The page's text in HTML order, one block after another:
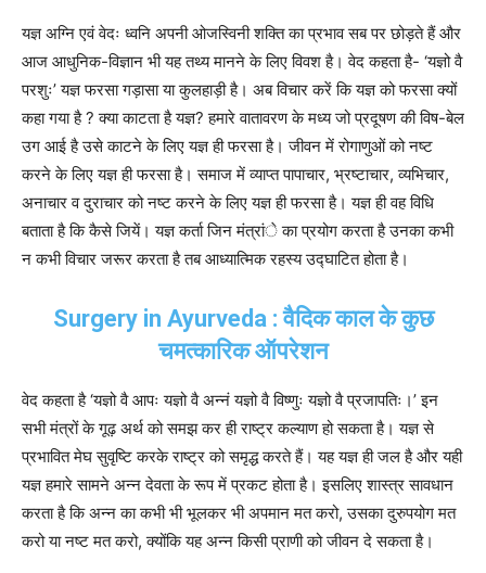
यज्ञ अग्नि एवं वेदः ध्वनि अपनी ओजस्विनी शक्ति का प्रभाव सब पर छोड़ते हैं और
आज आधुनिक-विज्ञान भी यह तथ्य मानने के लिए विवश है। वेद कहता है- ‘यज्ञो वै
परशुः’ यज्ञ फरसा गड़ासा या कुलहाड़ी है। अब विचार करें कि यज्ञ को फरसा क्यों
कहा गया है ? क्या काटता है यज्ञ? हमारे वातावरण के मध्य जो प्रदूषण की विष-बेल
उग आई है उसे काटने के लिए यज्ञ ही फरसा है। जीवन में रोगाणुओं को नष्ट
करने के लिए यज्ञ ही फरसा है। समाज में व्याप्त पापाचार, भ्रष्टाचार, व्यभिचार,
अनाचार व दुराचार को नष्ट करने के लिए यज्ञ ही फरसा है। यज्ञ ही वह विधि
बताता है कि कैसे जियें। यज्ञ कर्ता जिन मंत्रांे का प्रयोग करता है उनका कभी
न कभी विचार जरूर करता है तब आध्यात्मिक रहस्य उद्घाटित होता है।
Surgery in Ayurveda : वैदिक काल के कुछ
चमत्कारिक ऑपरेशन
वेद कहता है ‘यज्ञो वै आपः यज्ञो वै अन्नं यज्ञो वै विष्णुः यज्ञो वै प्रजापतिः।’ इन
सभी मंत्रों के गूढ़ अर्थ को समझ कर ही राष्ट्र कल्याण हो सकता है। यज्ञ से
प्रभावित मेघ सुवृष्टि करके राष्ट्र को समृद्ध करते हैं। यह यज्ञ ही जल है और यही
यज्ञ हमारे सामने अन्न देवता के रूप में प्रकट होता है। इसलिए शास्त्र सावधान
करता है कि अन्न का कभी भी भूलकर भी अपमान मत करो, उसका दुरुपयोग मत
करो या नष्ट मत करो, क्योंकि यह अन्न किसी प्राणी को जीवन दे सकता है।